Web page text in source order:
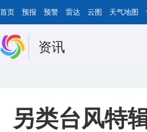
首页 预报 预警 雷达 云图 天气地图
资讯
另类台风特